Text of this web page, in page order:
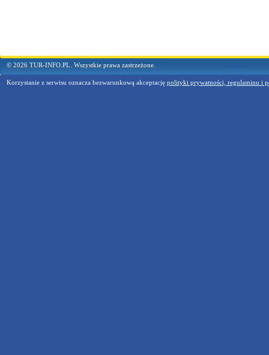
© 2026 TUR-INFO.PL. Wszystkie prawa zastrzeżone.
Korzystanie z serwisu oznacza bezwarunkową akceptację polityki prywatności, regulaminu i